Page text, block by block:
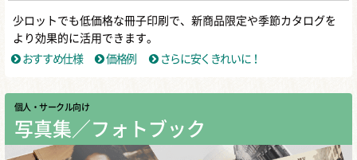
少ロットでも低価格な冊子印刷で、新商品限定や季節カタログを
より効果的に活用できます。
おすすめ仕様
価格例 さらに安くきれいに！
個人・サークル向け
写真集／フォトブック